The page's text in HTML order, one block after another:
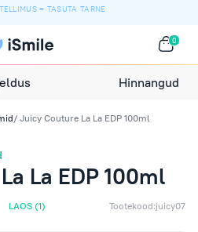
= TASUTA TARNE
0
Hinnangud
/ Juicy Couture La La EDP 100ml
La EDP 100ml
LAOS (1) Tootekood:juicy07